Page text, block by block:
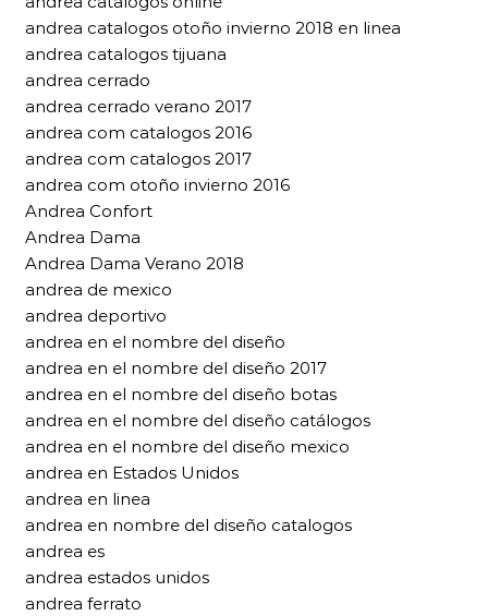
andrea catalogos otoño invierno 2018 en linea
andrea catalogos tijuana
andrea cerrado
andrea cerrado verano 2017
andrea com catalogos 2016
andrea com catalogos 2017
andrea com otoño invierno 2016
Andrea Confort
Andrea Dama
Andrea Dama Verano 2018
andrea de mexico
andrea deportivo
andrea en el nombre del diseño
andrea en el nombre del diseño 2017
andrea en el nombre del diseño botas
andrea en el nombre del diseño catálogos
andrea en el nombre del diseño mexico
andrea en Estados Unidos
andrea en linea
andrea en nombre del diseño catalogos
andrea es
andrea estados unidos
andrea ferrato